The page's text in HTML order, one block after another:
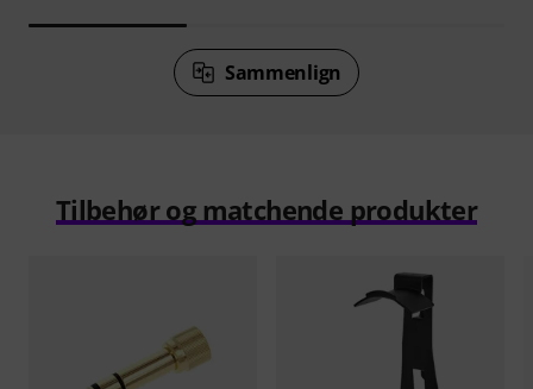
Sammenlign
Tilbehør og matchende produkter